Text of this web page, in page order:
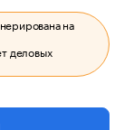
на
деловых